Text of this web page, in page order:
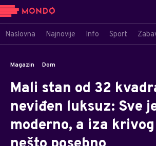
Naslovna Najnovije Info Sport
Magazin Dom
Mali stan od 32
neviđen luksuz: Sve
moderno, a iza